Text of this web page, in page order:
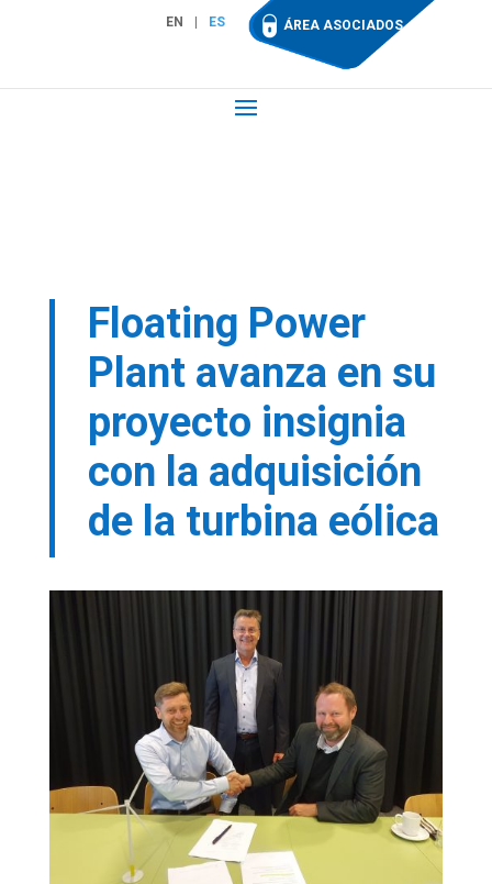
EN ES ÁREA ASOCIADOS
Floating Power
Plant avanza en su
proyecto insignia
con la adquisición
de la turbina eólica